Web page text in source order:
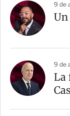
9 de
Un
9 de
La